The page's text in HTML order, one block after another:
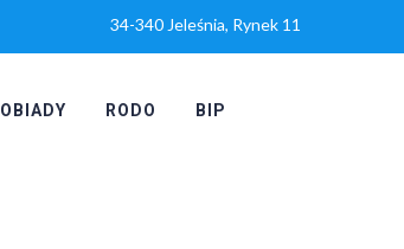
34-340 Jeleśnia, Rynek 11
OBIADY RODO BIP